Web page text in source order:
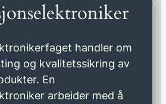
handler om
og kvalitetssikring av
En
arbeider med å